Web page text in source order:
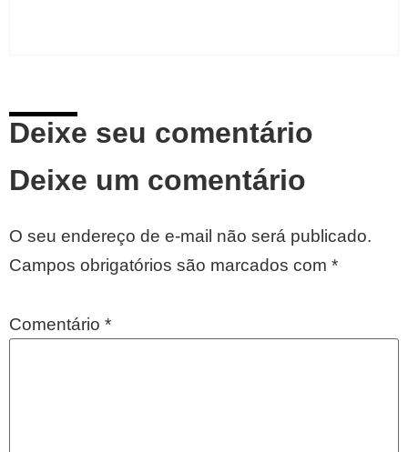
Deixe seu comentário
Deixe um comentário
O seu endereço de e-mail não será publicado.
Campos obrigatórios são marcados com *
Comentário *